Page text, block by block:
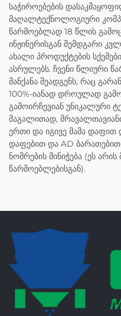
საჭიროებების
მაღალტექნოლოგიური
წარმოებლად 18 წლის
ინჟინერისგან შემდგარი
ახალი პროდუქტების
ასრულებს. ჩვენი წლიური
მანქანა შეადგენს, რაც
100%-იანად დროულად
გამოირჩევიან უნიკალური
მაგალითად,
ერთი და იგივე მამა დაფით
დაფებით და AD
ნომრების მინიჭება (ეს არის
წარმოებლებისგან).